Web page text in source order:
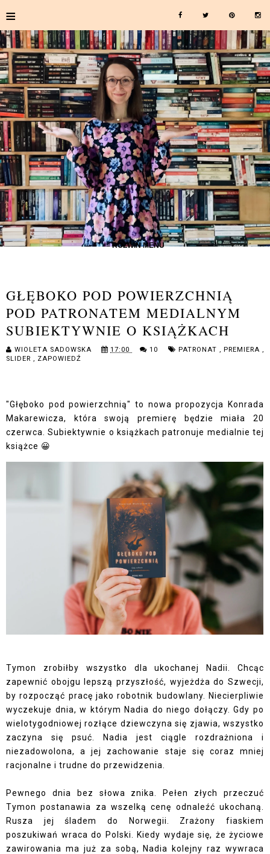
≡
≡ ROZWIŃ MENU
GŁĘBOKO POD POWIERZCHNIĄ
POD PATRONATEM MEDIALNYM
SUBIEKTYWNIE O KSIĄŻKACH
WIOLETA SADOWSKA 17:00 10 PATRONAT , PREMIERA ,
SLIDER , ZAPOWIEDŹ
"Głęboko pod powierzchnią" to nowa propozycja Konrada
Makarewicza, która swoją premierę będzie miała 20
czerwca. Subiektywnie o książkach patronuje medialnie tej
książce 😀
Tymon zrobiłby wszystko dla ukochanej Nadii. Chcąc
zapewnić obojgu lepszą przyszłość, wyjeżdża do Szwecji,
by rozpocząć pracę jako robotnik budowlany. Niecierpliwie
wyczekuje dnia, w którym Nadia do niego dołączy. Gdy po
wielotygodniowej rozłące dziewczyna się zjawia, wszystko
zaczyna się psuć. Nadia jest ciągle rozdrażniona i
niezadowolona, a jej zachowanie staje się coraz mniej
racjonalne i trudne do przewidzenia.
Pewnego dnia bez słowa znika. Pełen złych przeczuć
Tymon postanawia za wszelką cenę odnaleźć ukochaną.
Rusza jej śladem do Norwegii. Zrażony fiaskiem
poszukiwań wraca do Polski. Kiedy wydaje się, że życiowe
zawirowania ma już za sobą, Nadia kolejny raz wywraca